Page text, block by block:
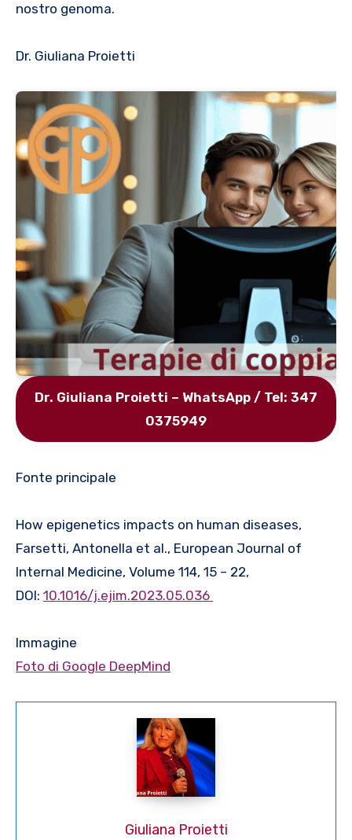
nostro genoma.
Dr. Giuliana Proietti
Dr. Giuliana Proietti – WhatsApp / Tel: 347
0375949
Fonte principale
How epigenetics impacts on human diseases,
Farsetti, Antonella et al., European Journal of
Internal Medicine, Volume 114, 15 – 22,
DOI: 10.1016/j.ejim.2023.05.036
Immagine
Foto di Google DeepMind
Giuliana Proietti